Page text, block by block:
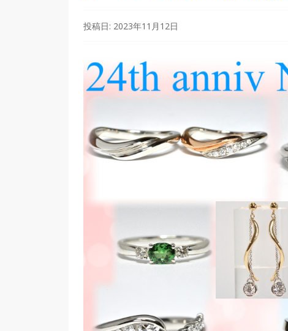
投稿日: 2023年11月12日